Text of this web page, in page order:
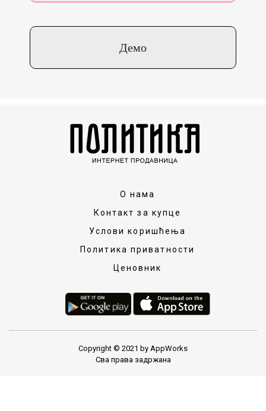
Демо
О нама
Контакт за купце
Услови коришћења
Политика приватности
Ценовник
Copyright © 2021 by AppWorks
Сва права задржана